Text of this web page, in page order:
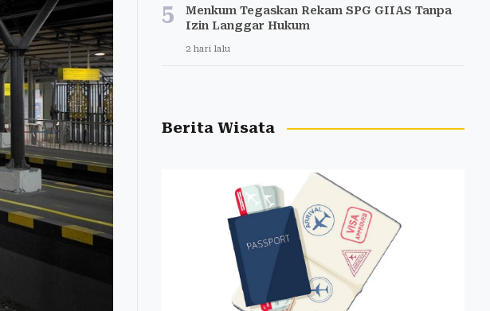
5
Menkum Tegaskan Rekam SPG GIIAS Tanpa
Izin Langgar Hukum
2 hari lalu
Berita Wisata